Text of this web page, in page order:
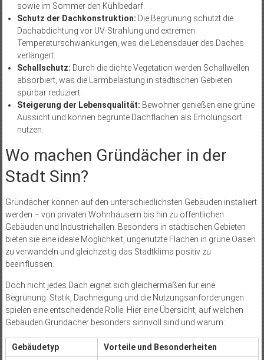
sowie im Sommer den Kühlbedarf.
Schutz der Dachkonstruktion: Die Begrünung schützt die
Dachabdichtung vor UV-Strahlung und extremen
Temperaturschwankungen, was die Lebensdauer des Daches
verlängert.
Schallschutz: Durch die dichte Vegetation werden Schallwellen
absorbiert, was die Lärmbelastung in städtischen Gebieten
spürbar reduziert.
Steigerung der Lebensqualität: Bewohner genießen eine grüne
Aussicht und können begrünte Dachflächen als Erholungsort
nutzen.
Wo machen Gründächer in der
Stadt Sinn?
Gründächer können auf den unterschiedlichsten Gebäuden installiert
werden – von privaten Wohnhäusern bis hin zu öffentlichen
Gebäuden und Industriehallen. Besonders in städtischen Gebieten
bieten sie eine ideale Möglichkeit, ungenutzte Flächen in grüne Oasen
zu verwandeln und gleichzeitig das Stadtklima positiv zu
beeinflussen.
Doch nicht jedes Dach eignet sich gleichermaßen für eine
Begrünung. Statik, Dachneigung und die Nutzungsanforderungen
spielen eine entscheidende Rolle. Hier eine Übersicht, auf welchen
Gebäuden Gründächer besonders sinnvoll sind und warum:
Gebäudetyp
Vorteile und Besonderheiten